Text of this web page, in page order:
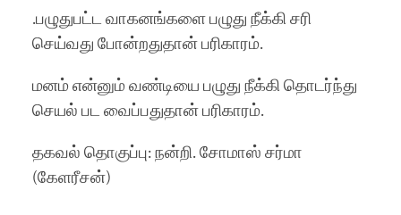
.பழுதுபட்ட வாகனங்களை பழுது நீக்கி சரி
செய்வது போன்றதுதான் பரிகாரம்.
மனம் என்னும் வண்டியை பழுது நீக்கி தொடர்ந்து
செயல் பட வைப்பதுதான் பரிகாரம்.
தகவல் தொகுப்பு: நன்றி. சோமாஸ் சர்மா
(கேளரீசன்)